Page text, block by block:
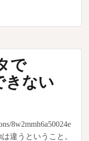
で
きない
8w2mmh6a50024e
違うということ。